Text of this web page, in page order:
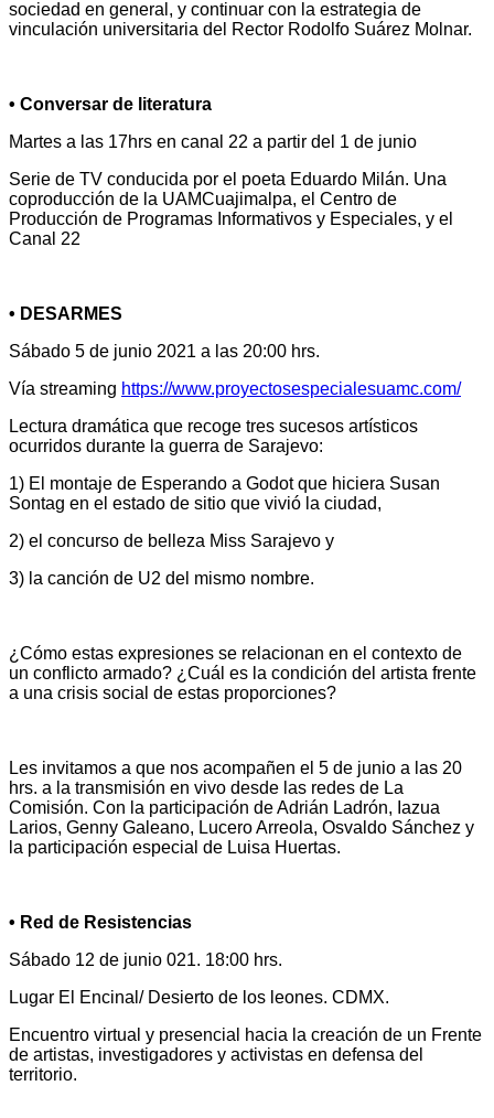
sociedad en general, y continuar con la estrategia de
vinculación universitaria del Rector Rodolfo Suárez Molnar.
• Conversar de literatura
Martes a las 17hrs en canal 22 a partir del 1 de junio
Serie de TV conducida por el poeta Eduardo Milán. Una
coproducción de la UAMCuajimalpa, el Centro de
Producción de Programas Informativos y Especiales, y el
Canal 22
• DESARMES
Sábado 5 de junio 2021 a las 20:00 hrs.
Vía streaming https://www.proyectosespecialesuamc.com/
Lectura dramática que recoge tres sucesos artísticos
ocurridos durante la guerra de Sarajevo:
1) El montaje de Esperando a Godot que hiciera Susan
Sontag en el estado de sitio que vivió la ciudad,
2) el concurso de belleza Miss Sarajevo y
3) la canción de U2 del mismo nombre.
¿Cómo estas expresiones se relacionan en el contexto de
un conflicto armado? ¿Cuál es la condición del artista frente
a una crisis social de estas proporciones?
Les invitamos a que nos acompañen el 5 de junio a las 20
hrs. a la transmisión en vivo desde las redes de La
Comisión. Con la participación de Adrián Ladrón, Iazua
Larios, Genny Galeano, Lucero Arreola, Osvaldo Sánchez y
la participación especial de Luisa Huertas.
• Red de Resistencias
Sábado 12 de junio 021. 18:00 hrs.
Lugar El Encinal/ Desierto de los leones. CDMX.
Encuentro virtual y presencial hacia la creación de un Frente
de artistas, investigadores y activistas en defensa del
territorio.